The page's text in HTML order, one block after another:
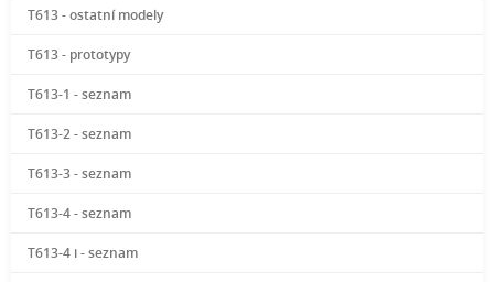
T613 - ostatní modely
T613 - prototypy
T613-1 - seznam
T613-2 - seznam
T613-3 - seznam
T613-4 - seznam
T613-4 i - seznam